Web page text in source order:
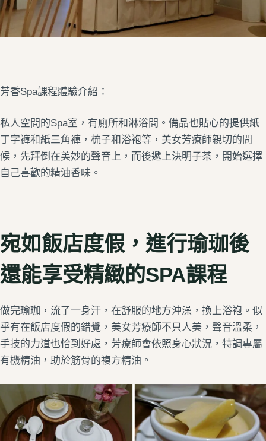
芳香Spa課程體驗介紹：
私人空間的Spa室，有廁所和淋浴間。備品也貼心的提供紙
丁字褲和紙三角褲，梳子和浴袍等，美女芳療師親切的問
候，先拜倒在美妙的聲音上，而後遞上決明子茶，開始選擇
自己喜歡的精油香味。
宛如飯店度假，進行瑜珈後
還能享受精緻的SPA課程
做完瑜珈，流了一身汗，在舒服的地方沖澡，換上浴袍。似
乎有在飯店度假的錯覺，美女芳療師不只人美，聲音溫柔，
手技的力道也恰到好處，芳療師會依照身心狀況，特調專屬
有機精油，助於筋骨的複方精油。